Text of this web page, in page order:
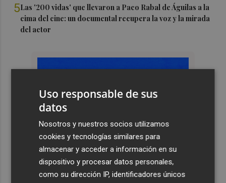
5Las '200 vidas' que llevaron a Paco Rabal de Águilas a la
cima del cine: un documental recupera la voz y la mirada
del actor
Uso responsable de sus
datos
Nosotros y nuestros socios utilizamos
cookies y tecnologías similares para
almacenar y acceder a información en su
dispositivo y procesar datos personales,
como su dirección IP, identificadores únicos